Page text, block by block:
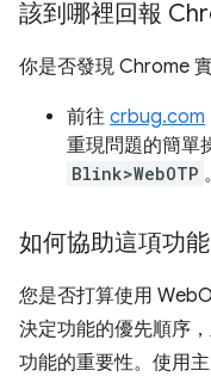
該到哪裡回報
你是否發現 Chrome
前往 crbug.com
重現問題的簡單
Blink>WebOTP 。
如何協助這項功能
您是否打算使用
決定功能的優先順序
功能的重要性。使用